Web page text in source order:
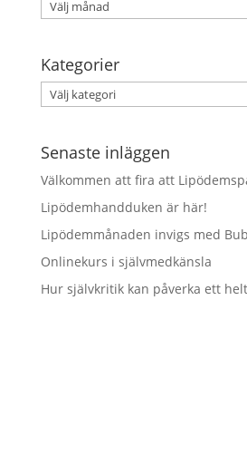
Kategorier
Kategorier
Senaste inläggen
Välkommen att fira att
Lipödemhandduken är här!
Lipödemmånaden invigs med
Onlinekurs i självmedkänsla
Hur självkritik kan påverka ett